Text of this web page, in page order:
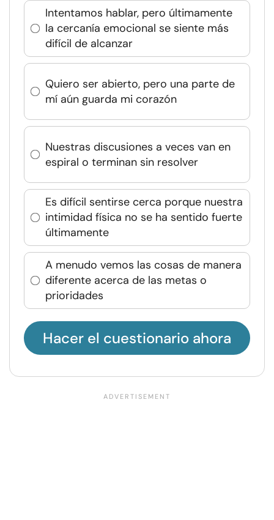
Intentamos hablar, pero últimamente
la cercanía emocional se siente más
difícil de alcanzar
Quiero ser abierto, pero una parte de
mí aún guarda mi corazón
Nuestras discusiones a veces van en
espiral o terminan sin resolver
Es difícil sentirse cerca porque nuestra
intimidad física no se ha sentido fuerte
últimamente
A menudo vemos las cosas de manera
diferente acerca de las metas o
prioridades
Hacer el cuestionario ahora